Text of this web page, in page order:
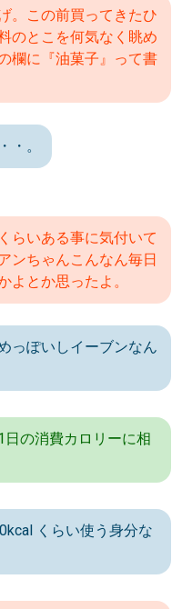
。この前買ってきたひ
のとこを何気なく眺め
欄に『油菓子』って書
・。
らいある事に気付いて
ンちゃんこんなん毎日
よとか思ったよ。
っぽいしイーブンなん
の消費カロリーに相
くらい使う身分な